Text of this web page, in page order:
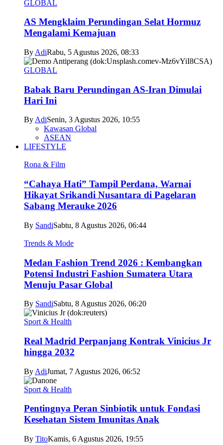
GLOBAL
AS Mengklaim Perundingan Selat Hormuz
Mengalami Kemajuan
By AdiRabu, 5 Agustus 2026, 08:33
GLOBAL
Babak Baru Perundingan AS-Iran Dimulai
Hari Ini
ByAdiSenin, 3 Agustus 2026, 10:55
Kawasan Global
ASEAN
LIFESTYLE
Rona & Film
“Cahaya Hati” Tampil Perdana, Warnai
Hikayat Srikandi Nusantara di Pagelaran
Sabang Merauke 2026
By SandiSabtu, 8 Agustus 2026, 06:44
Trends & Mode
Medan Fashion Trend 2026 : Kembangkan
Potensi Industri Fashion Sumatera Utara
Menuju Pasar Global
By SandiSabtu, 8 Agustus 2026, 06:20
Sport & Health
Real Madrid Perpanjang Kontrak Vinicius Jr
hingga 2032
By AdiJumat, 7 Agustus 2026, 06:52
Sport & Health
Pentingnya Peran Sinbiotik untuk Fondasi
Kesehatan Sistem Imunitas Anak
By TitoKamis, 6 Agustus 2026, 19:55